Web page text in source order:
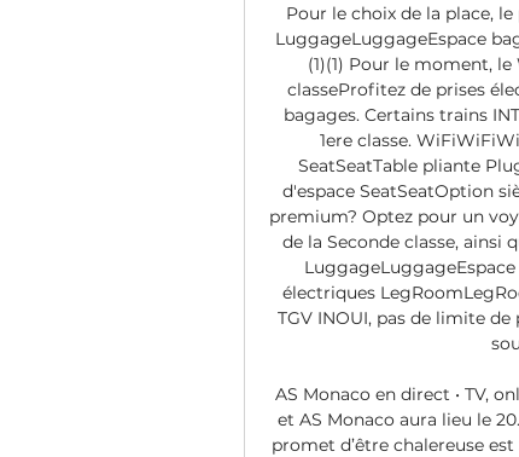
Pour le choix de la place,
LuggageLuggageEspace
(1)(1) Pour le moment,
classeProfitez de prises
bagages. Certains trains
1ere classe.
SeatSeatTable pliante
d'espace SeatSeatOption
premium? Optez pour un
de la Seconde classe, ainsi
électriques
TGV INOUI, pas de limite
AS Monaco en direct • TV,
et AS Monaco aura lieu le
promet d’être chalereuse